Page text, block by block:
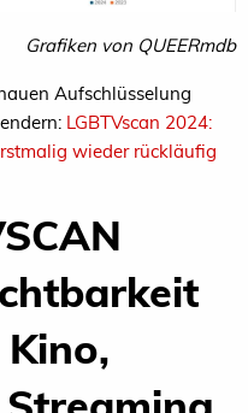
Grafiken von QUEERmdb
Aufschlüsselung
LGBTVscan 2024:
wieder rückläufig